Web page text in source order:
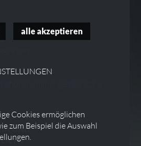
alle akzeptieren
Cookies ermöglichen
zum Beispiel die Auswahl
gemäß §27 a
UND